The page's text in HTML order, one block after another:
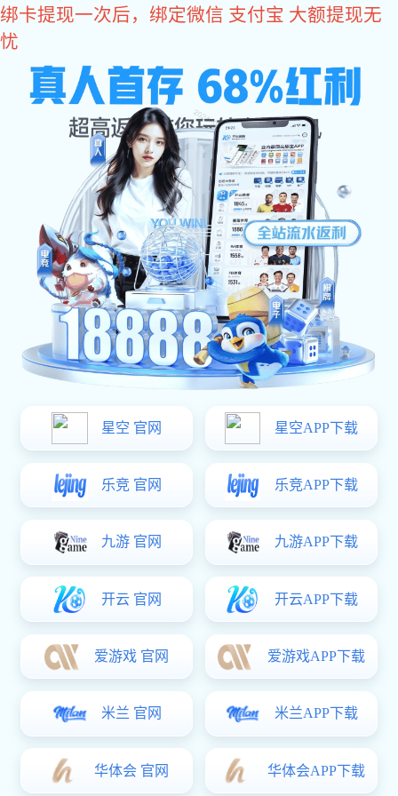
东升国际
网站东升国际 关于东升国际 东升国际 资讯
东升国际:工程案例 售后服务 联系东升国际
公司简介 荣誉证书
东升国际 企业风貌
生产现场 营销网络
企业风貌